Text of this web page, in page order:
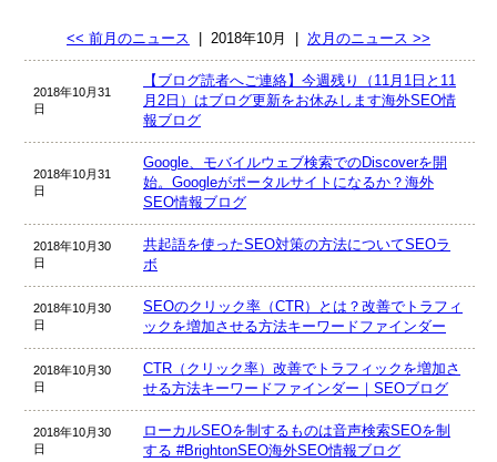
<< 前月のニュース 2018年10月 次月のニュース >>
2018年10月31
日
【ブログ読者へご連絡】今週残り（11月1日と11
月2日）はブログ更新をお休みします海外SEO情
報ブログ
2018年10月31
日
Google、モバイルウェブ検索でのDiscoverを開
始。Googleがポータルサイトになるか？海外
SEO情報ブログ
2018年10月30
日
共起語を使ったSEO対策の方法についてSEOラ
ボ
2018年10月30
日
SEOのクリック率（CTR）とは？改善でトラフィ
ックを増加させる方法キーワードファインダー
2018年10月30
日
CTR（クリック率）改善でトラフィックを増加さ
せる方法キーワードファインダー｜SEOブログ
2018年10月30
日
ローカルSEOを制するものは音声検索SEOを制
する #BrightonSEO海外SEO情報ブログ